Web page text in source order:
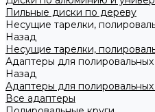
Пильные диски по дереву
Несущие тарелки,
Назад
Несущие тарелки,
Адаптеры для полировальных
Назад
Адаптеры для полировальных
Все адаптеры